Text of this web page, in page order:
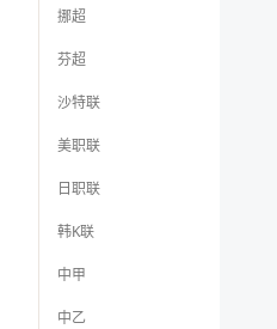
挪超
芬超
沙特联
美职联
日职联
韩K联
中甲
中乙